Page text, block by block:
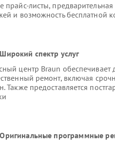
прайс-листы,
и возможность бесплатной
Широкий спектр услуг
центр Braun обеспечивает
ремонт, включая
Также предоставляется
Оригинальные программные